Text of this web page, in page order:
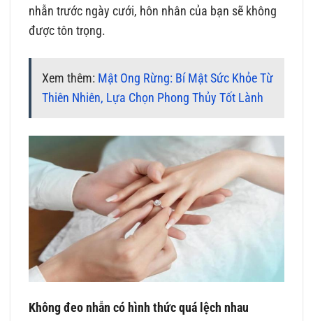
nhẫn trước ngày cưới, hôn nhân của bạn sẽ không
được tôn trọng.
Xem thêm: Mật Ong Rừng: Bí Mật Sức Khỏe Từ
Thiên Nhiên, Lựa Chọn Phong Thủy Tốt Lành
Không đeo nhẫn có hình thức quá lệch nhau